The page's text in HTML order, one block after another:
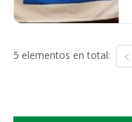
5 elementos en total: